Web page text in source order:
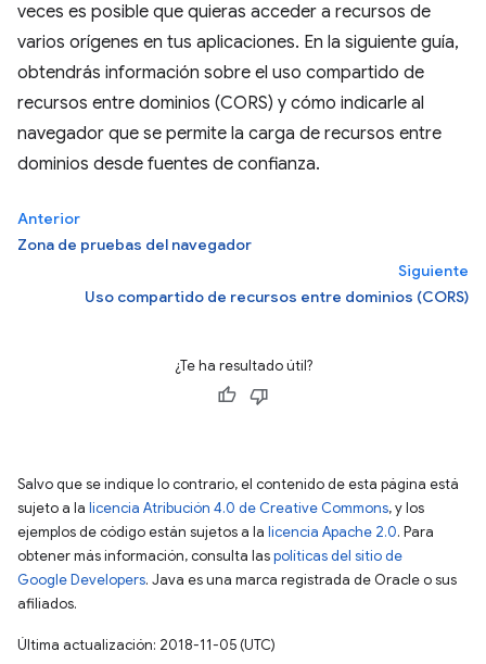
veces es posible que quieras acceder a recursos de
varios orígenes en tus aplicaciones. En la siguiente guía,
obtendrás información sobre el uso compartido de
recursos entre dominios (CORS) y cómo indicarle al
navegador que se permite la carga de recursos entre
dominios desde fuentes de confianza.
Anterior
Zona de pruebas del navegador
Siguiente
Uso compartido de recursos entre dominios (CORS)
¿Te ha resultado útil?
Salvo que se indique lo contrario, el contenido de esta página está
sujeto a la licencia Atribución 4.0 de Creative Commons, y los
ejemplos de código están sujetos a la licencia Apache 2.0. Para
obtener más información, consulta laspolíticas del sitio de
Google Developers. Java es una marca registrada de Oracle o sus
afiliados.
Última actualización: 2018-11-05 (UTC)